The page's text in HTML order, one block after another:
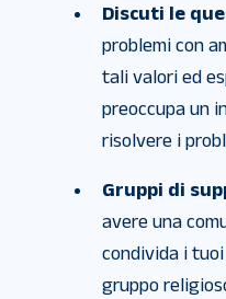
Discuti le
problemi con
tali valori ed
preoccupa un
risolvere i
Gruppi di
avere una
condivida i
gruppo